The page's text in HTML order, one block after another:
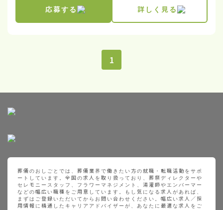
応募する 詳しく見る
1
葬儀のおしごとでは、葬儀業界で働きたい方の就職・転職活動をサポ
ートしています。全国の求人を取り扱っており、葬祭ディレクターや
セレモニースタッフ、フラワーマネジメント、湯灌師やエンバーマー
などの幅広い職種をご用意しています。もし気になる求人があれば、
まずはご登録いただいてからお問い合わせください。幅広い求人／採
用情報に精通したキャリアアドバイザーが、あなたに最適な求人をご